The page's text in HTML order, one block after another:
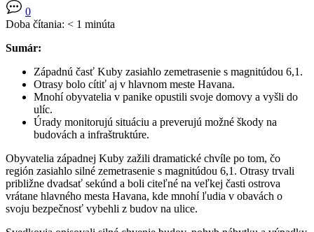
0
Doba čítania: < 1 minúta
Sumár:
Západnú časť Kuby zasiahlo zemetrasenie s magnitúdou 6,1.
Otrasy bolo cítiť aj v hlavnom meste Havana.
Mnohí obyvatelia v panike opustili svoje domovy a vyšli do
ulíc.
Úrady monitorujú situáciu a preverujú možné škody na
budovách a infraštruktúre.
Obyvatelia západnej Kuby zažili dramatické chvíle po tom, čo
región zasiahlo silné zemetrasenie s magnitúdou 6,1. Otrasy trvali
približne dvadsať sekúnd a boli citeľné na veľkej časti ostrova
vrátane hlavného mesta Havana, kde mnohí ľudia v obavách o
svoju bezpečnosť vybehli z budov na ulice.